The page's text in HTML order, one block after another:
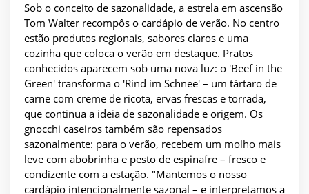
Sob o conceito de sazonalidade, a estrela em ascensão
Tom Walter recompôs o cardápio de verão. No centro
estão produtos regionais, sabores claros e uma
cozinha que coloca o verão em destaque. Pratos
conhecidos aparecem sob uma nova luz: o 'Beef in the
Green' transforma o 'Rind im Schnee' – um tártaro de
carne com creme de ricota, ervas frescas e torrada,
que continua a ideia de sazonalidade e origem. Os
gnocchi caseiros também são repensados
sazonalmente: para o verão, recebem um molho mais
leve com abobrinha e pesto de espinafre – fresco e
condizente com a estação. "Mantemos o nosso
cardápio intencionalmente sazonal – e interpretamos a